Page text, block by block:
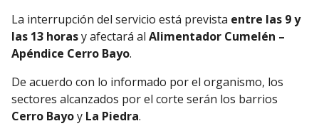
La interrupción del servicio está prevista entre las 9 y
las 13 horasy afectará al Alimentador Cumelén –
Apéndice Cerro Bayo.
De acuerdo con lo informado por el organismo, los
sectores alcanzados por el corte serán los barrios
Cerro Bayoy La Piedra.